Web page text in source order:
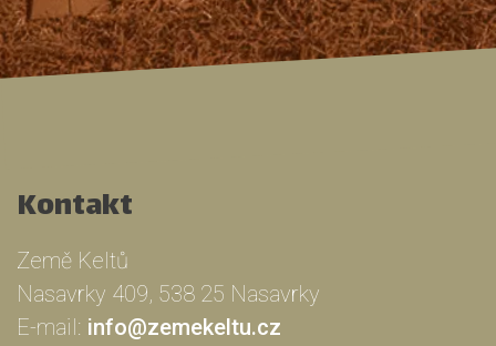
Kontakt
Země Keltů
Nasavrky 409, 538 25 Nasavrky
E-mail: info@zemekeltu.cz